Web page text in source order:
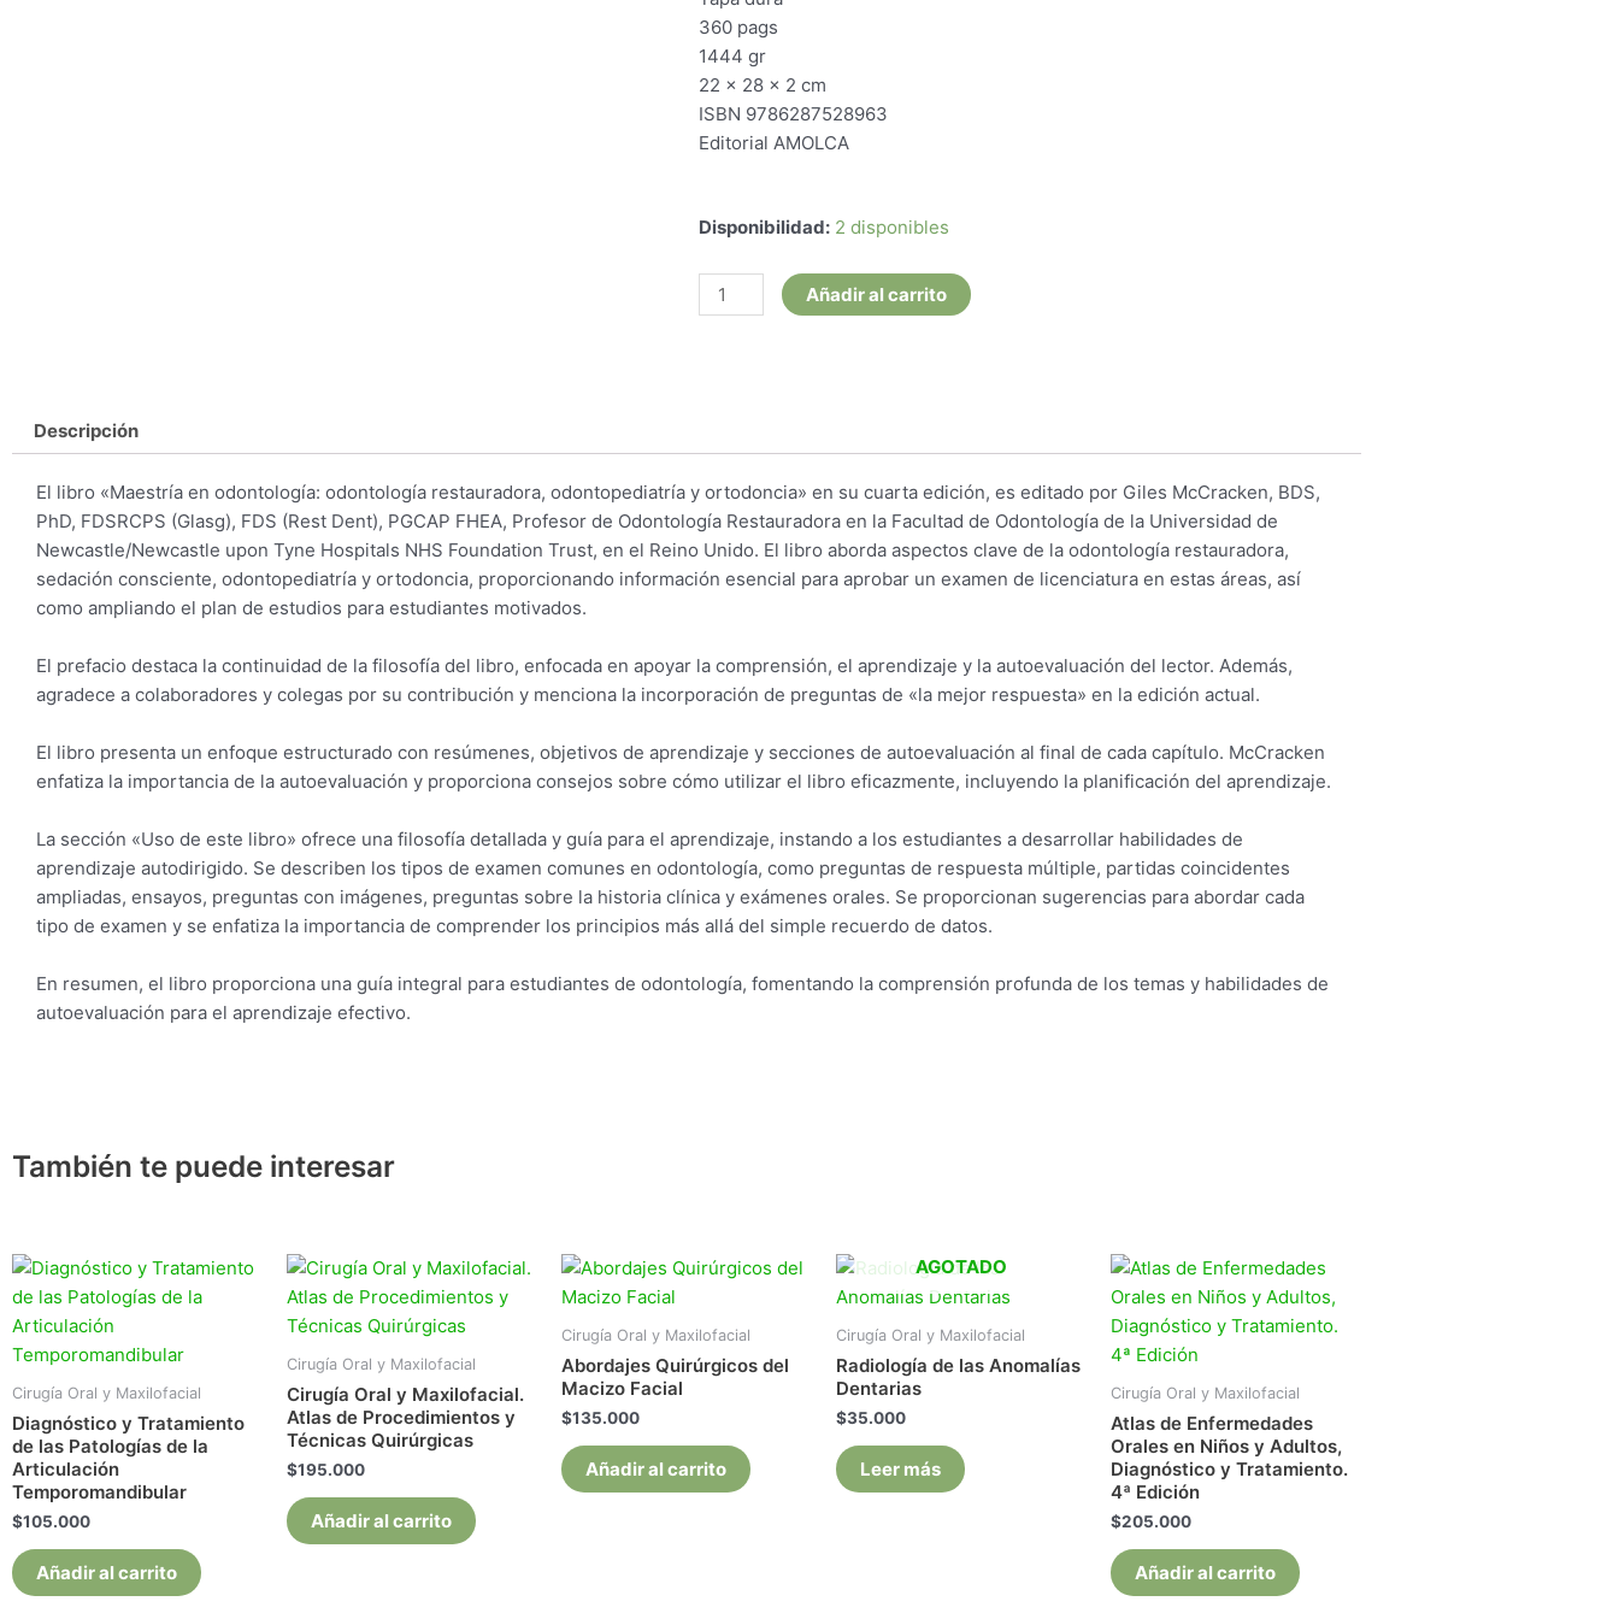
360 pags
1444 gr
22 x 28 x 2 cm
ISBN 9786287528963
Editorial AMOLCA
Disponibilidad: 2 disponibles
Maestría
Odontología.
Odontología
cantidad
Añadir al carrito
Descripción
El libro «Maestría en odontología: odontología restauradora, odontopediatría y ortodoncia» en su cuarta edición, es editado por Giles McCracken, BDS,
PhD, FDSRCPS (Glasg), FDS (Rest Dent), PGCAP FHEA, Profesor de Odontología Restauradora en la Facultad de Odontología de la Universidad de
Newcastle/Newcastle upon Tyne Hospitals NHS Foundation Trust, en el Reino Unido. El libro aborda aspectos clave de la odontología restauradora,
sedación consciente, odontopediatría y ortodoncia, proporcionando información esencial para aprobar un examen de licenciatura en estas áreas, así
como ampliando el plan de estudios para estudiantes motivados.
El prefacio destaca la continuidad de la filosofía del libro, enfocada en apoyar la comprensión, el aprendizaje y la autoevaluación del lector. Además,
agradece a colaboradores y colegas por su contribución y menciona la incorporación de preguntas de «la mejor respuesta» en la edición actual.
El libro presenta un enfoque estructurado con resúmenes, objetivos de aprendizaje y secciones de autoevaluación al final de cada capítulo. McCracken
enfatiza la importancia de la autoevaluación y proporciona consejos sobre cómo utilizar el libro eficazmente, incluyendo la planificación del aprendizaje.
La sección «Uso de este libro» ofrece una filosofía detallada y guía para el aprendizaje, instando a los estudiantes a desarrollar habilidades de
aprendizaje autodirigido. Se describen los tipos de examen comunes en odontología, como preguntas de respuesta múltiple, partidas coincidentes
ampliadas, ensayos, preguntas con imágenes, preguntas sobre la historia clínica y exámenes orales. Se proporcionan sugerencias para abordar cada
tipo de examen y se enfatiza la importancia de comprender los principios más allá del simple recuerdo de datos.
En resumen, el libro proporciona una guía integral para estudiantes de odontología, fomentando la comprensión profunda de los temas y habilidades de
autoevaluación para el aprendizaje efectivo.
También te puede interesar
Cirugía Oral y Maxilofacial
Diagnóstico y Tratamiento
de las Patologías de la
Articulación
Temporomandibular
$105.000
Añadir al carrito
Cirugía Oral y Maxilofacial
Cirugía Oral y Maxilofacial.
Atlas de Procedimientos y
Técnicas Quirúrgicas
$195.000
Añadir al carrito
Cirugía Oral y Maxilofacial
Abordajes Quirúrgicos del
Macizo Facial
$135.000
Añadir al carrito
AGOTADO
Cirugía Oral y Maxilofacial
Radiología de las Anomalías
Dentarias
$35.000
Leer más
Cirugía Oral y Maxilofacial
Atlas de Enfermedades
Orales en Niños y Adultos,
Diagnóstico y Tratamiento.
4ª Edición
$205.000
Añadir al carrito